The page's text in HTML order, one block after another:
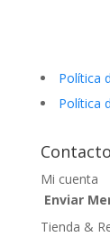
Política
Política
Contacto
Mi cuenta
Enviar
Tienda &